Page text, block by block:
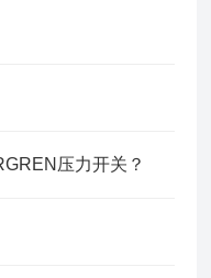
压力开关？